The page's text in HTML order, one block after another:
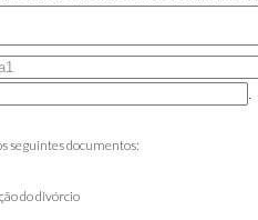
.
seguintes documentos:
do divórcio